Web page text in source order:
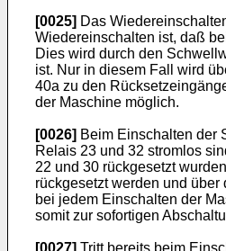
[0025] Das
Wiedereinschalten ist, daß
Dies wird durch den
ist. Nur in diesem Fall wird
40a zu den
der Maschine möglich.
[0026] Beim Einschalten der
Relais 23 und 32 stromlos
22 und 30 rückgesetzt
rückgesetzt werden und
bei jedem Einschalten der
somit zur sofortigen
[0027] Tritt bereits beim